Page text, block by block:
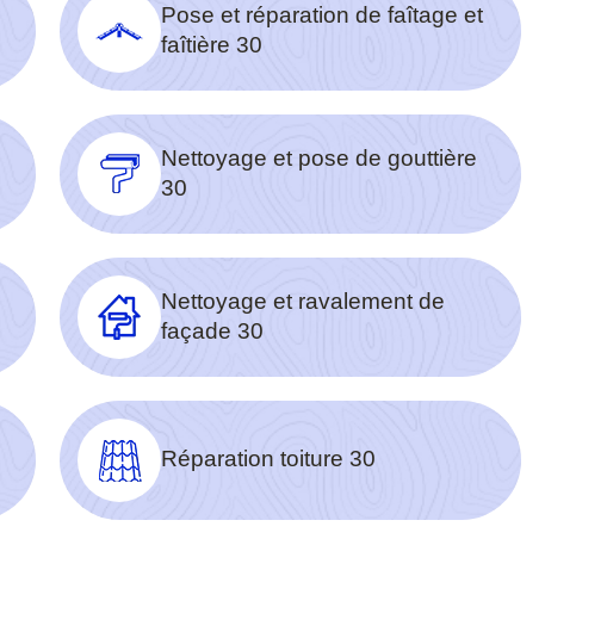
Pose et réparation de faîtage et
faîtière 30
Nettoyage et pose de gouttière
30
Nettoyage et ravalement de
façade 30
Réparation toiture 30